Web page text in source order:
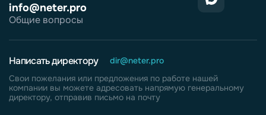
info@neter.pro
Общие вопросы
Написать директору
dir@neter.pro
Свои пожелания или предложения по работе нашей
компании вы можете адресовать напрямую генеральному
директору, отправив письмо на почту